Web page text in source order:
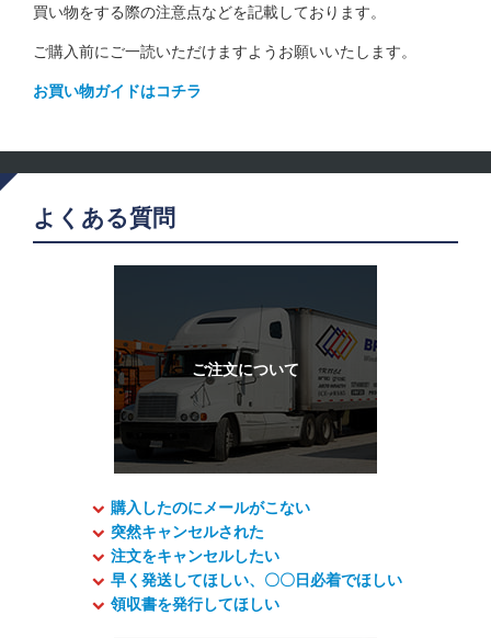
買い物をする際の注意点などを記載しております。
ご購入前にご一読いただけますようお願いいたします。
お買い物ガイドはコチラ
よくある質問
購入したのにメールがこない
突然キャンセルされた
注文をキャンセルしたい
早く発送してほしい、〇〇日必着でほしい
領収書を発行してほしい